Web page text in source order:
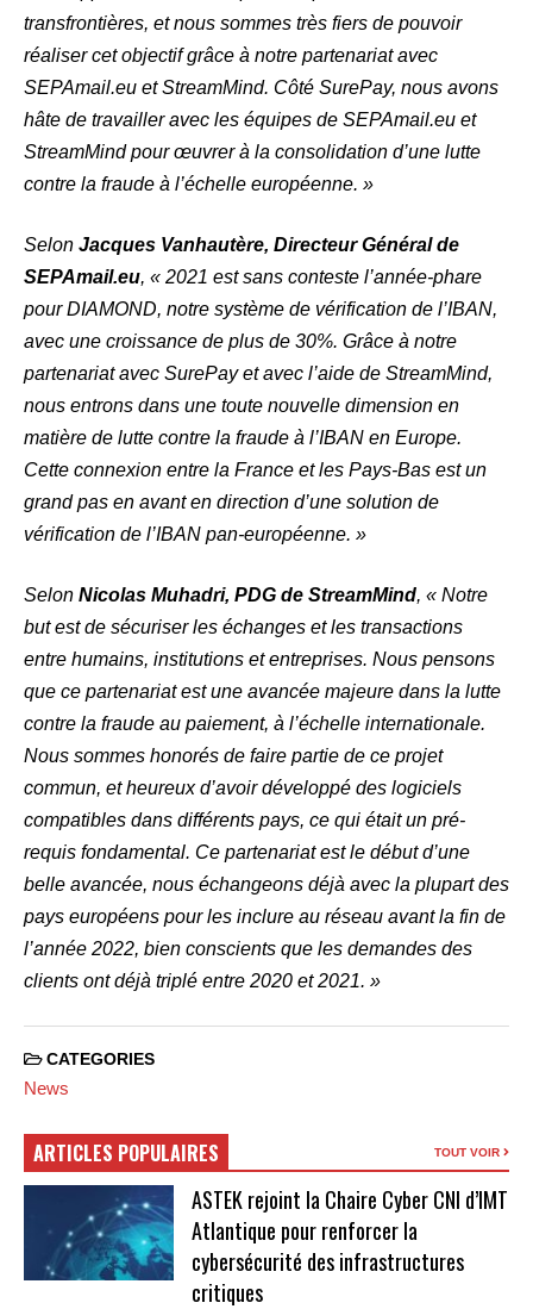
transfrontières, et nous sommes très fiers de pouvoir
réaliser cet objectif grâce à notre partenariat avec
SEPAmail.eu et StreamMind. Côté SurePay, nous avons
hâte de travailler avec les équipes de SEPAmail.eu et
StreamMind pour œuvrer à la consolidation d’une lutte
contre la fraude à l’échelle européenne. »
Selon Jacques Vanhautère, Directeur Général de
SEPAmail.eu, « 2021 est sans conteste l’année-phare
pour DIAMOND, notre système de vérification de l’IBAN,
avec une croissance de plus de 30%. Grâce à notre
partenariat avec SurePay et avec l’aide de StreamMind,
nous entrons dans une toute nouvelle dimension en
matière de lutte contre la fraude à l’IBAN en Europe.
Cette connexion entre la France et les Pays-Bas est un
grand pas en avant en direction d’une solution de
vérification de l’IBAN pan-européenne. »
Selon Nicolas Muhadri, PDG de StreamMind, « Notre
but est de sécuriser les échanges et les transactions
entre humains, institutions et entreprises. Nous pensons
que ce partenariat est une avancée majeure dans la lutte
contre la fraude au paiement, à l’échelle internationale.
Nous sommes honorés de faire partie de ce projet
commun, et heureux d’avoir développé des logiciels
compatibles dans différents pays, ce qui était un pré-
requis fondamental. Ce partenariat est le début d’une
belle avancée, nous échangeons déjà avec la plupart des
pays européens pour les inclure au réseau avant la fin de
l’année 2022, bien conscients que les demandes des
clients ont déjà triplé entre 2020 et 2021. »
CATEGORIES
News
ARTICLES POPULAIRES TOUT VOIR
ASTEK rejoint la Chaire Cyber CNI d’IMT
Atlantique pour renforcer la
cybersécurité des infrastructures
critiques